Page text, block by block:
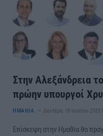
Στην Αλεξάνδρεια
πρώην υπουργοί
ΗΜΑΘΙΑ Δευτέρα, 19 Ιουνίου
Επίσκεψη στην Ημαθία θα